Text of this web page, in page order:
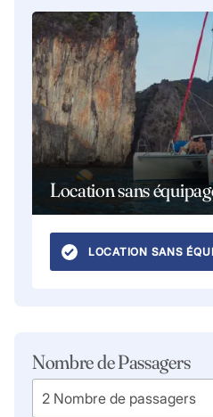
Location sans
LOCATION SANS
Nombre de Passagers